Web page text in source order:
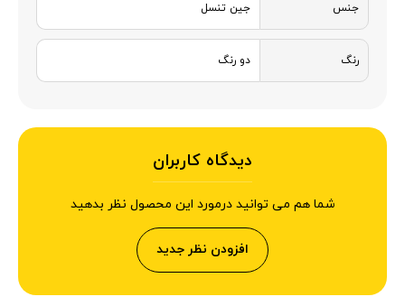
جنس جین تنسل
رنگ دو رنگ
دیدگاه کاربران
شما هم می توانید درمورد این محصول نظر بدهید
افزودن نظر جدید